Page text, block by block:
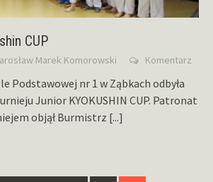
CUP
Marek Komorowski Komentarz
Podstawowej nr 1 w Ząbkach odbyła
Junior KYOKUSHIN CUP. Patronat
objął Burmistrz [...]